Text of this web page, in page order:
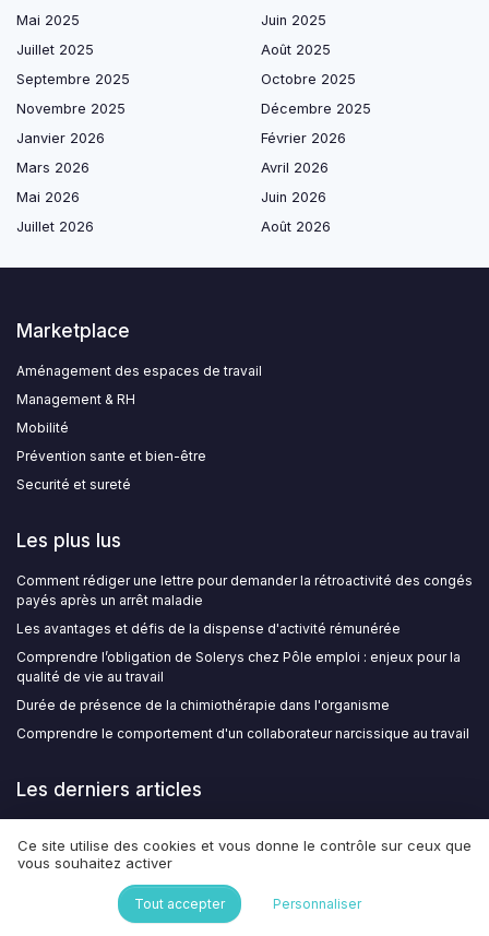
Mai 2025
Juin 2025
Juillet 2025
Août 2025
Septembre 2025
Octobre 2025
Novembre 2025
Décembre 2025
Janvier 2026
Février 2026
Mars 2026
Avril 2026
Mai 2026
Juin 2026
Juillet 2026
Août 2026
Marketplace
Aménagement des espaces de travail
Management & RH
Mobilité
Prévention sante et bien-être
Securité et sureté
Les plus lus
Comment rédiger une lettre pour demander la rétroactivité des congés
payés après un arrêt maladie
Les avantages et défis de la dispense d'activité rémunérée
Comprendre l’obligation de Solerys chez Pôle emploi : enjeux pour la
qualité de vie au travail
Durée de présence de la chimiothérapie dans l'organisme
Comprendre le comportement d'un collaborateur narcissique au travail
Les derniers articles
soutenir la culture de feedback et la QVT
la gestion de carrière
Comment utiliser la matrice d Eisenhower en PDF pour structurer la
Ce site utilise des cookies et vous donne le contrôle sur ceux que
vous souhaitez activer
Tout accepter Personnaliser